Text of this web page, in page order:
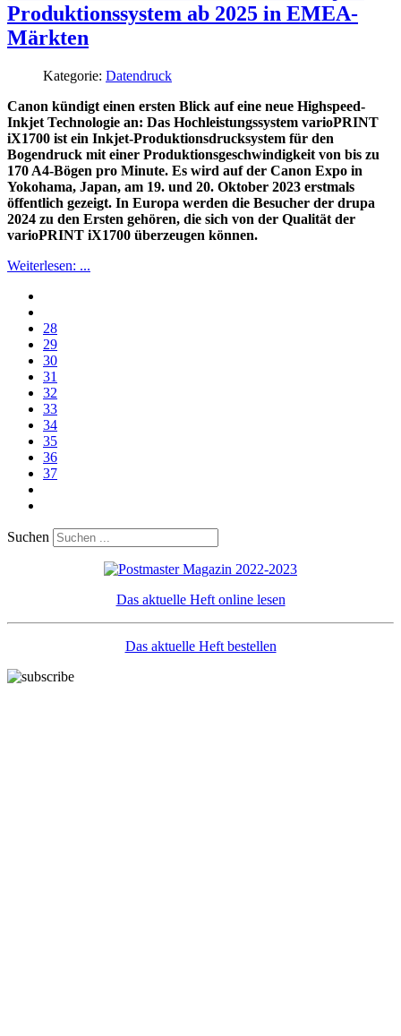
Produktionssystem ab 2025 in EMEA-
Märkten
Kategorie: Datendruck
Canon kündigt einen ersten Blick auf eine neue Highspeed-
Inkjet Technologie an: Das Hochleistungssystem varioPRINT
iX1700 ist ein Inkjet-Produktionsdrucksystem für den
Bogendruck mit einer Produktionsgeschwindigkeit von bis zu
170 A4-Bögen pro Minute. Es wird auf der Canon Expo in
Yokohama, Japan, am 19. und 20. Oktober 2023 erstmals
öffentlich gezeigt. In Europa werden die Besucher der drupa
2024 zu den Ersten gehören, die sich von der Qualität der
varioPRINT iX1700 überzeugen können.
Weiterlesen: ...
28
29
30
31
32
33
34
35
36
37
Suchen
Das aktuelle Heft online lesen
Das aktuelle Heft bestellen